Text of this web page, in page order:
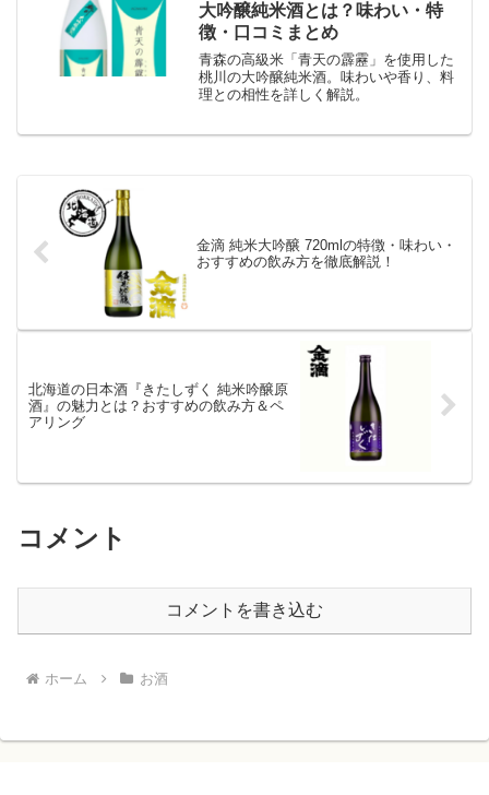
大吟醸純米酒とは？味わい・特
徴・口コミまとめ
青森の高級米「青天の霹靂」を使用した
桃川の大吟醸純米酒。味わいや香り、料
理との相性を詳しく解説。
金滴 純米大吟醸 720mlの特徴・味わい・
おすすめの飲み方を徹底解説！
北海道の日本酒『きたしずく 純米吟醸原
酒』の魅力とは？おすすめの飲み方＆ペ
アリング
コメント
コメントを書き込む
ホーム お酒